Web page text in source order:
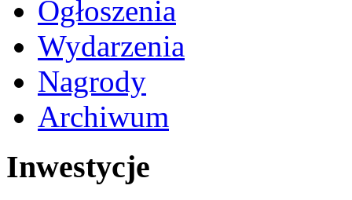
Ogłoszenia
Wydarzenia
Nagrody
Archiwum
Inwestycje